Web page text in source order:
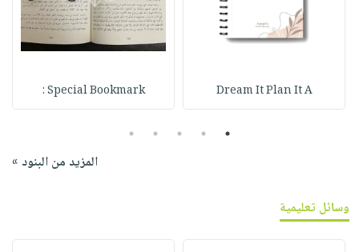
Dream It Plan It A
Special Bookmark :
1
2
3
4
5
المزيد من البنود »
وسائل تعليمية